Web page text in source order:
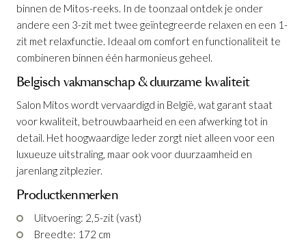
binnen de Mitos-reeks. In de toonzaal ontdek je onder
andere een 3-zit met twee geïntegreerde relaxen en een 1-
zit met relaxfunctie. Ideaal om comfort en functionaliteit te
combineren binnen één harmonieus geheel.
Belgisch vakmanschap & duurzame kwaliteit
Salon Mitos wordt vervaardigd in België, wat garant staat
voor kwaliteit, betrouwbaarheid en een afwerking tot in
detail. Het hoogwaardige leder zorgt niet alleen voor een
luxueuze uitstraling, maar ook voor duurzaamheid en
jarenlang zitplezier.
Productkenmerken
Uitvoering: 2,5-zit (vast)
Breedte: 172 cm
Salon Mitos Leder B172
Productnummer: G10100007688
€ 2.358,00 incl. BTW
GA NAAR WINKELMANDJE
OF VERDER WINKELEN